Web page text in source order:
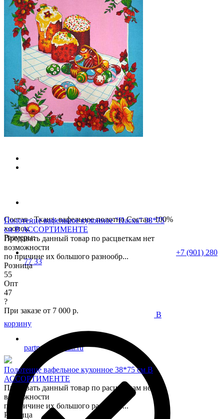
Состав : Ткань: вафельное полотно Состав: 100%
хлопок.
Размеры:
В
корзину
Полотенце вафельное кухонное "Пасха" 38*75
см В АССОРТИМЕНТЕ
Продавать данный товар по расцветкам нет
возможности
по причине их большого разнообр...
Розница
55
Опт
47
?
При заказе от 7 000 р.
Полотенце вафельное кухонное 38*75 см В
АССОРТИМЕНТЕ
Продавать данный товар по расцветкам нет
возможности
по причине их большого разнообр...
Розница
Возврат товара
Новости
Отзывы
Публичная оферта
Сотрудничество
Контакты
+7 (901) 280
77 33
partner37@mail.ru